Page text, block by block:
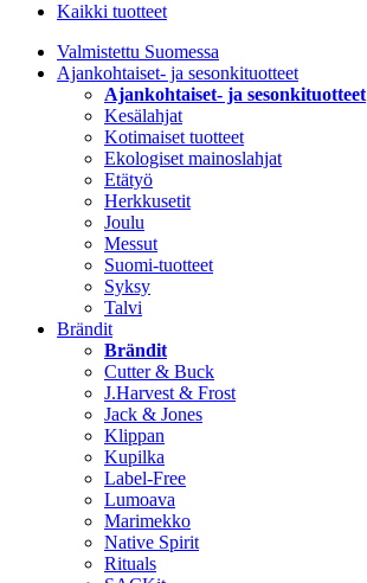
Kaikki tuotteet
Valmistettu Suomessa
Ajankohtaiset- ja sesonkituotteet
Ajankohtaiset- ja sesonkituotteet
Kesälahjat
Kotimaiset tuotteet
Ekologiset mainoslahjat
Etätyö
Herkkusetit
Joulu
Messut
Suomi-tuotteet
Syksy
Talvi
Brändit
Brändit
Cutter & Buck
J.Harvest & Frost
Jack & Jones
Klippan
Kupilka
Label-Free
Lumoava
Marimekko
Native Spirit
Rituals